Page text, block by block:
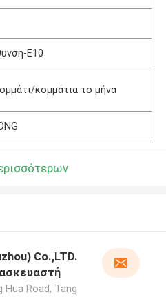
E10
κομμάτια το μήνα
Co.,LTD.
Hua Road, Tang